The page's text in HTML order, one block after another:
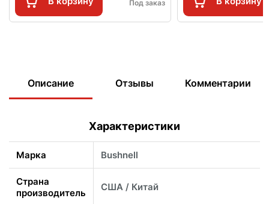
Под заказ
Описание Отзывы Комментарии
Характеристики
Марка Bushnell
Страна
производитель
США / Китай